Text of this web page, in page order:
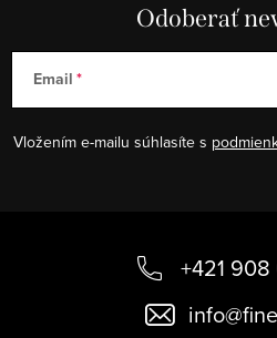
Odoberať
Email
Vložením e-mailu súhlasíte s
+421
info@